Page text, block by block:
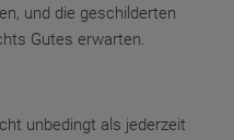
und die geschilderten
Gutes erwarten.
unbedingt als jederzeit